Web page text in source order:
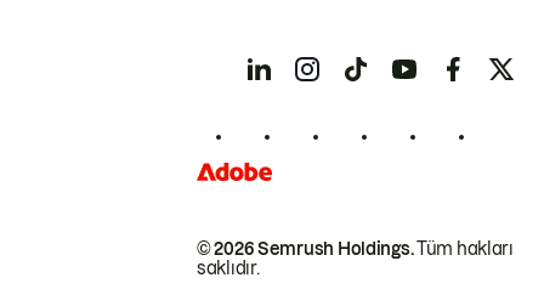
© 2026 Semrush Holdings.Tüm hakları
saklıdır.